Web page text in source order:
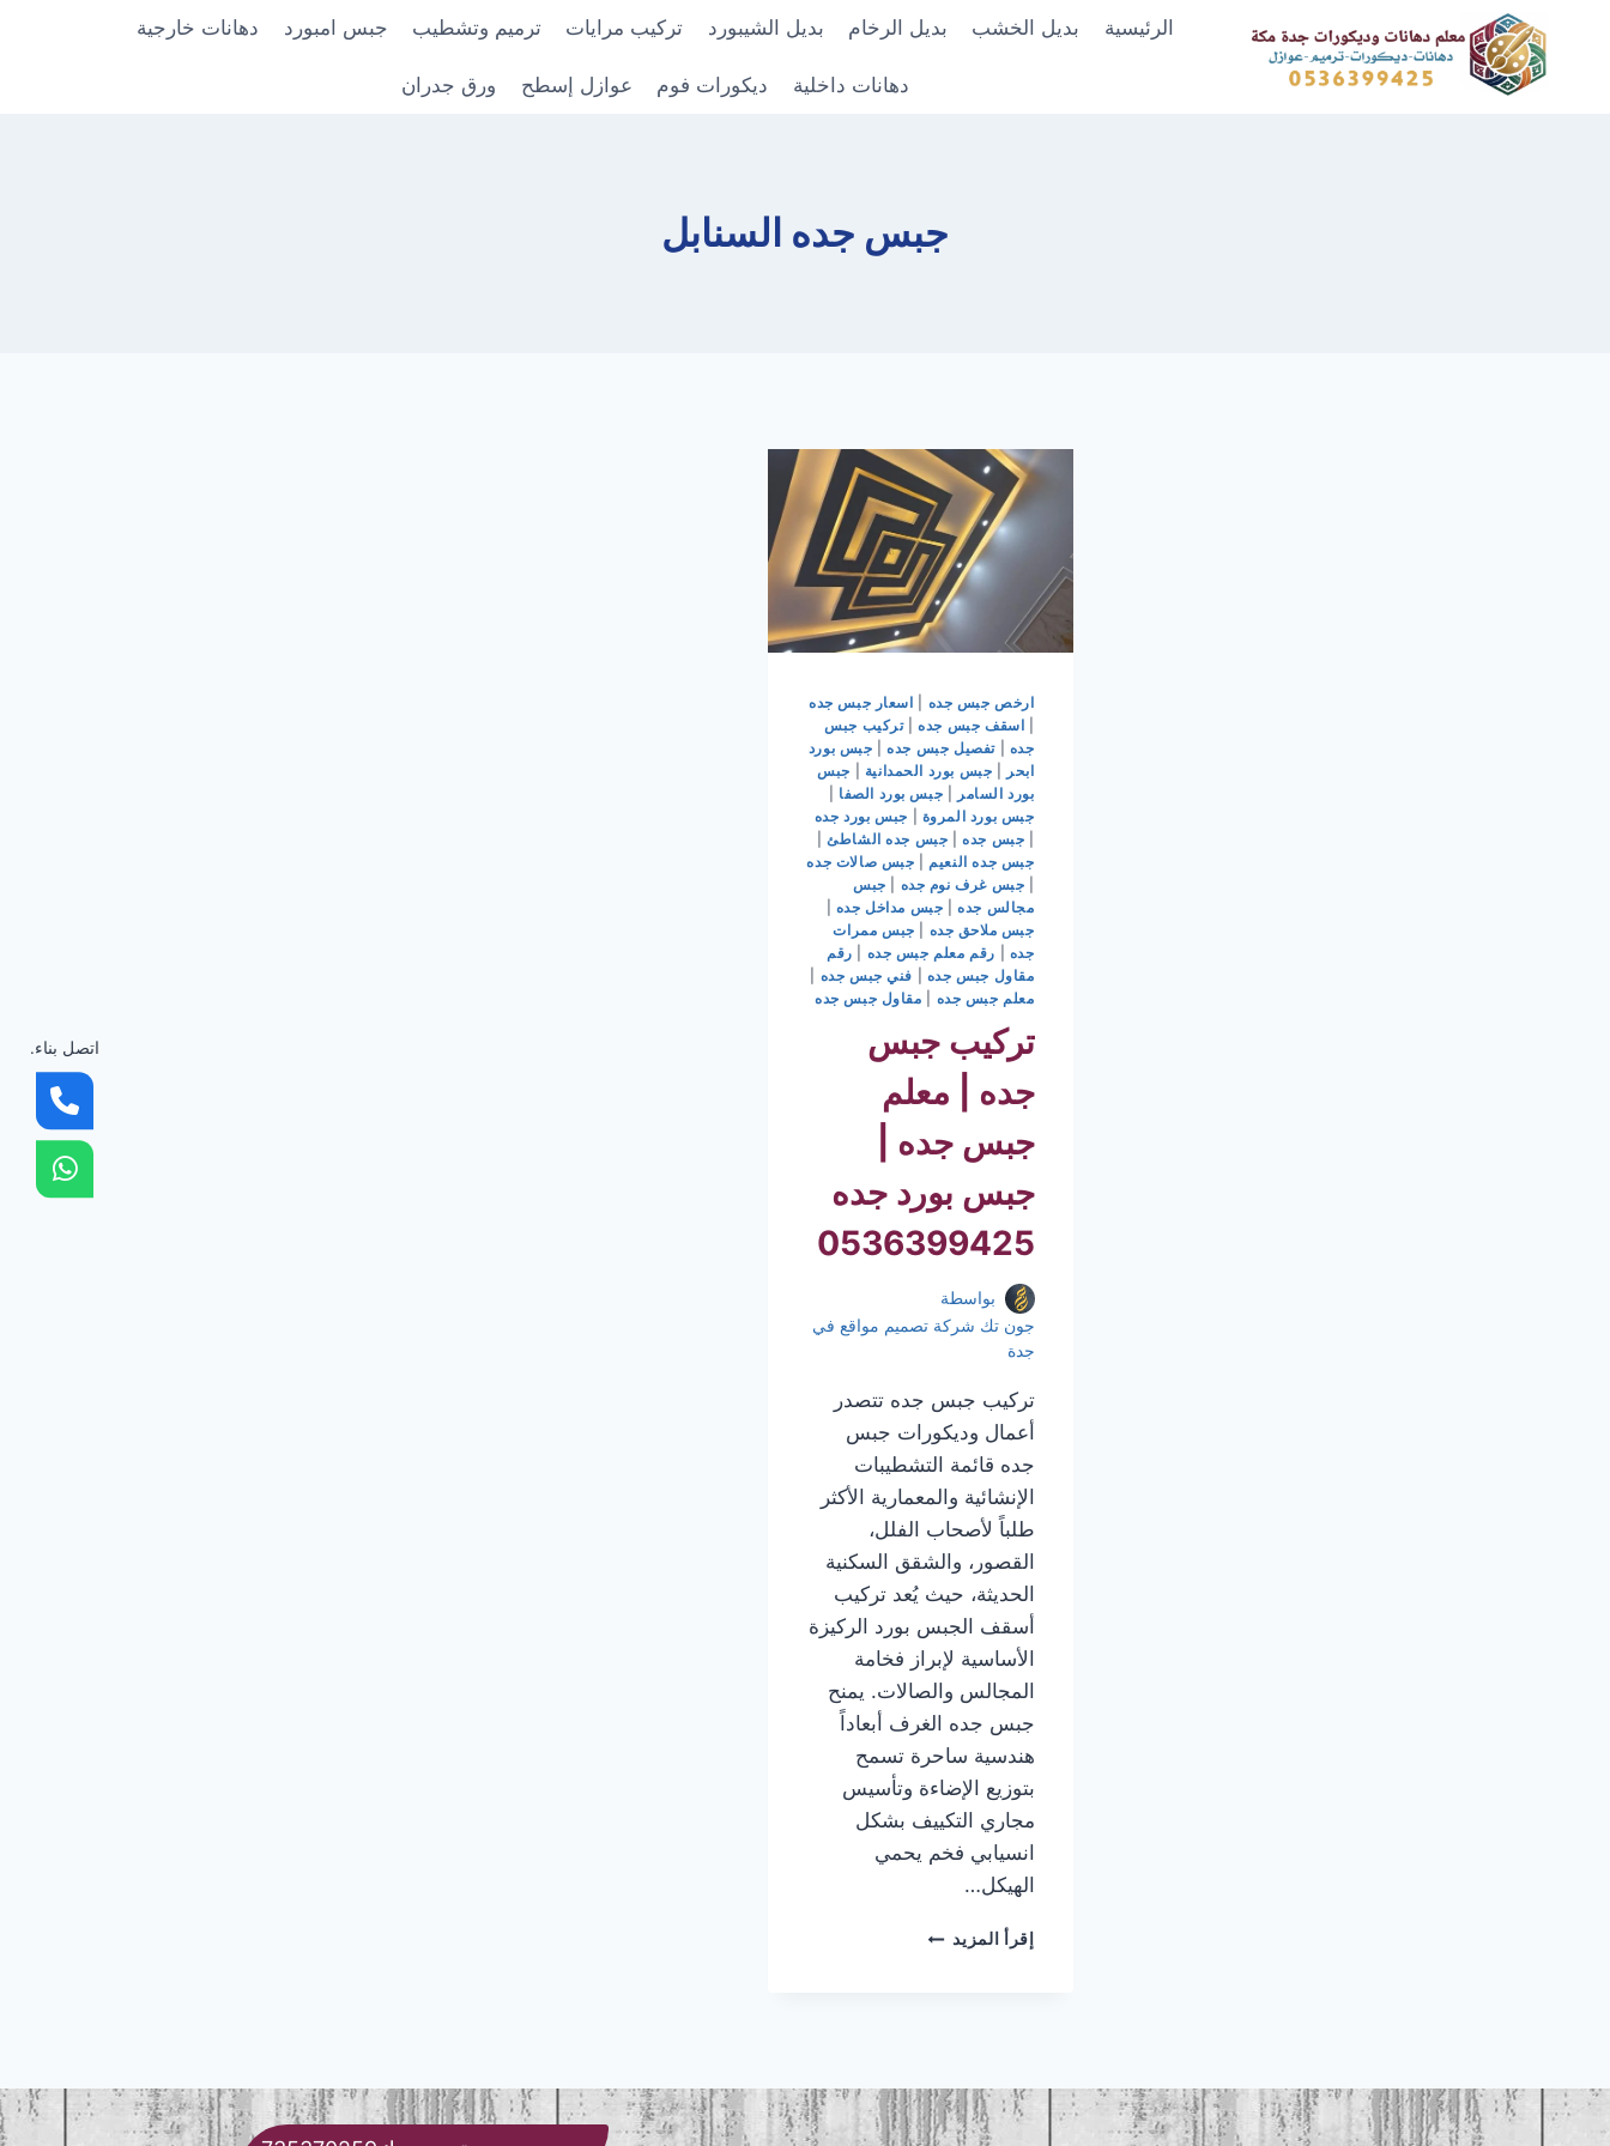
المحتوى
الرئيسية بديل الخشب بديل الرخام بديل الشيبورد تركيب مرايات ترميم وتشطيب جبس امبورد دهانات خارجية
دهانات داخلية ديكورات فوم عوازل إسطح ورق جدران
جبس جده السنابل
ارخص جبس جده
اسعار جبس جده
اسقف جبس جده|تركيب جبس
جده
تفصيل جبس جده| جبس بورد
ابحر
جبس بورد الحمدانية
جبس
بورد السامر
جبس بورد الصفا
جبس بورد المروة
جبس بورد جده
جبس جده| جبس جده الشاطئ|
جبس جده النعيم
جبس صالات جده
جبس غرف نوم جده
جبس
مجالس جده| جبس مداخل جده
جبس ملاحق جده
جبس ممرات
جده
رقم معلم جبس جده
رقم
مقاول جبس جده
فني جبس جده
معلم جبس جده
مقاول جبس جده
تركيب جبس
جده | معلم
جبس جده |
جبس بورد جده
0536399425
بواسطة
جون تك شركة تصميم مواقع في
جدة
تركيب جبس جده تتصدر
أعمال وديكورات جبس
جده قائمة التشطيبات
الإنشائية والمعمارية الأكثر
طلباً لأصحاب الفلل،
القصور، والشقق السكنية
الحديثة، حيث يُعد تركيب
أسقف الجبس بورد الركيزة
الأساسية لإبراز فخامة
المجالس والصالات. يمنح
جبس جده الغرف أبعاداً
هندسية ساحرة تسمح
بتوزيع الإضاءة وتأسيس
مجاري التكييف بشكل
انسيابي فخم يحمي
الهيكل…
إقرأ المزيد تركيب
جده
|
جبس
اتصل بناء.